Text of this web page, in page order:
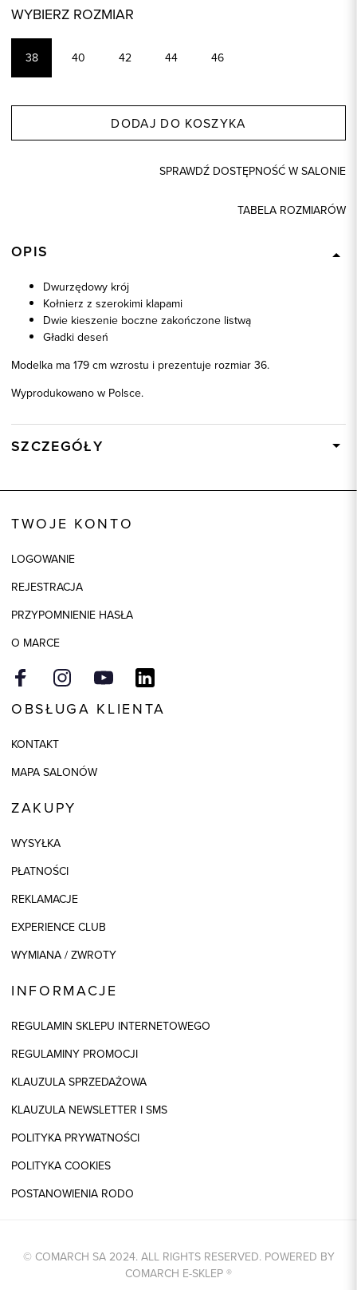
WYBIERZ ROZMIAR
38 40 42 44 46
DODAJ DO KOSZYKA
SPRAWDŹ DOSTĘPNOŚĆ W SALONIE
TABELA ROZMIARÓW
OPIS
Dwurzędowy krój
Kołnierz z szerokimi klapami
Dwie kieszenie boczne zakończone listwą
Gładki deseń
Modelka ma 179 cm wzrostu i prezentuje rozmiar 36.
Wyprodukowano w Polsce.
SZCZEGÓŁY
Skład tkaniny
Składy podszewek
TWOJE KONTO
LOGOWANIE
REJESTRACJA
PRZYPOMNIENIE HASŁA
O MARCE
OBSŁUGA KLIENTA
KONTAKT
MAPA SALONÓW
ZAKUPY
WYSYŁKA
PŁATNOŚCI
REKLAMACJE
EXPERIENCE CLUB
WYMIANA / ZWROTY
INFORMACJE
REGULAMIN SKLEPU INTERNETOWEGO
REGULAMINY PROMOCJI
KLAUZULA SPRZEDAŻOWA
KLAUZULA NEWSLETTER I SMS
POLITYKA PRYWATNOŚCI
POLITYKA COOKIES
POSTANOWIENIA RODO
© COMARCH SA 2024. ALL RIGHTS RESERVED. POWERED BY
COMARCH E-SKLEP ®